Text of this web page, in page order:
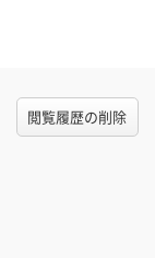
閲覧履歴の削除